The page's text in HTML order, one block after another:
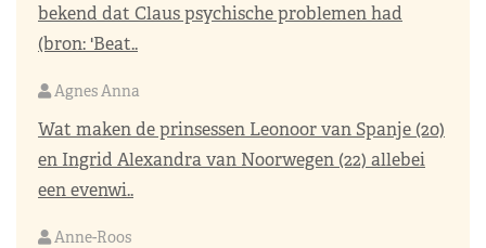
bekend dat Claus psychische problemen had
(bron: 'Beat..
Agnes Anna
Wat maken de prinsessen Leonoor van Spanje (20)
en Ingrid Alexandra van Noorwegen (22) allebei
een evenwi..
Anne-Roos